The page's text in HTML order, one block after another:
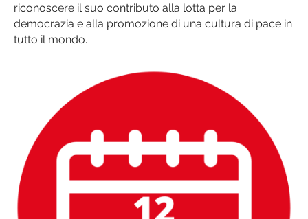
riconoscere il suo contributo alla lotta per la
democrazia e alla promozione di una cultura di pace in
tutto il mondo.